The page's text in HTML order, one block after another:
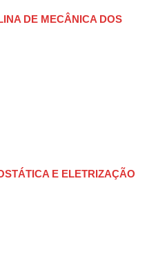
DE MECÂNICA DOS
E ELETRIZAÇÃO